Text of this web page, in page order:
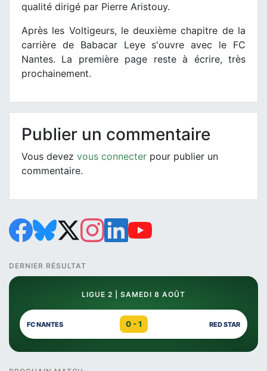
qualité dirigé par Pierre Aristouy.
Après les Voltigeurs, le deuxième chapitre de la
carrière de Babacar Leye s'ouvre avec le FC
Nantes. La première page reste à écrire, très
prochainement.
Publier un commentaire
Vous devez vous connecter pour publier un
commentaire.
DERNIER RÉSULTAT
LIGUE 2 | SAMEDI 8 AOÛT
FC NANTES 0 - 1 RED STAR